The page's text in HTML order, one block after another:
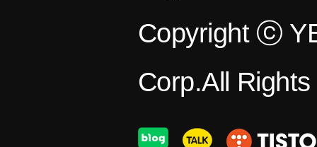
Copyright ⓒ
Corp.All